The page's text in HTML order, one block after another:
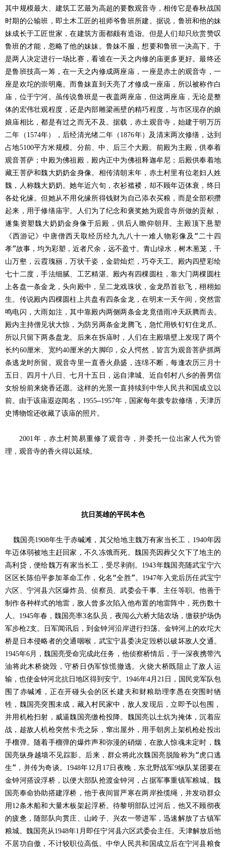
其中规模最大、建筑工艺最为高超的要数观音寺，相传它是春秋战国
时期的公输班，即土木工匠的祖师爷鲁班所建。据说，鲁班和他的妹
妹成长于工匠世家，在建筑方面都颇有造诣。但是人们却只欣赏赞叹
鲁班的才能，忽略了他的妹妹。鲁妹不服，想要和鲁班一决高下。于
是两人决定进行一场比赛，看谁在一天之内修的庙更多更好。最终还
是鲁班技高一筹，在一天之内修成两座庙，一座是赤土的观音寺，一
座是欢坨的崇明庵。而鲁妹直到天亮了才修成一座庙，所以被称作白
庙，位于宁河。虽传说鲁班是一夜盖两座庙，但这两座庙，无论是整
体的宏伟壮观程度，还是内部雕梁画壁的精巧程度，与市区现存的娘
娘庙相比，都是有过之而无不及。据载，赤土观音寺，始建于明万历
二年（ 1574年），后经清光绪二年（ 1876年）及清末两次修缮，达到
占地5100平方米规模。分前、中、后三个大殿。前殿为主殿，供奉着
观音菩萨；中殿为佛祖殿，殿内正中为佛祖释迦牟尼；后殿供奉着地
藏王菩萨和魏大奶奶金身像。相传清朝末年，赤土村里有位老妇人姓
魏，人称魏大奶奶。她年近六旬，衣衫褴褛，却不顾年迈体衰，终日
各处化缘。但她从不用化缘所得钱财为自己添衣买粮，而是全部积攒
起来，用于修缮庙宇。人们为了纪念和褒奖她为观音寺所做的贡献，
遂集资塑魏大奶奶金身像于后殿，供后人瞻仰朝拜。主殿顶下悬塑
《西游记》中唐僧西天取经历经九九八十一难人物彩像及“二十四
孝”故事，均为彩塑，近者尺余，远不盈寸。青山绿水，树木葱茏，千
山万壑，云霞瑰丽，万状千姿，金碧灿烂，巧夺天工。殿内四壁彩绘
七十二度，手法细腻、工艺精湛。殿内有四棵圆柱，靠大门两棵圆柱
上各盘一条金龙，头向殿中，呈二龙戏珠状，金龙昂首欲飞，栩栩如
生。传说殿内四棵圆柱上共盘有四条金龙，在明末一天午间，突然雷
鸣电闪，大雨如注，其中靠殿内两侧两条金龙竟借雨冲天跃腾而去。
殿内主持僧见状大惊，为防另两条金龙腾飞，急忙用铁钉钉住龙爪。
所以只留下两条盘龙。后来在拆庙时，人们在主殿墙壁上发现了两个
长约60厘米、宽约40厘米的大脚印，众人愕然，皆言为观音菩萨抓两
条逃龙时所留。观音寺里一直香火鼎盛，连绵不断，每逢农历三月十
五日、四月十八日、七月十五日，远自津城、近自邻村八乡的善男信
女纷纷前来烧香还愿。这样的光景一直持续到中华人民共和国成立以
前。由于该庙遐迩闻名， 1955—1957年，国家每年拨专款修缮，天津历
史博物馆还收藏了该庙的照片。
2001年，赤土村简易重修了观音寺，并委托一位出家人代为管
理，观音寺的香火得以延续。
抗日英雄的平民本色
魏国亮1908年生于赤碱滩，其父给地主魏万有家当长工， 1940年因
年迈体弱被地主赶回家，不久冻饿而死。魏国亮因葬父欠下了地主的
高利贷，便给魏万有家当长工，受尽剥削。 1943年魏国亮随武宝宁六
区区长陈伯平参加革命工作，化名“全胜”。 1947年入党后历任武宝宁
六区、宁河县六区爆炸员、侦察员、武委会干事、主任等职。他善于
制作各种样式的地雷，敌人曾多次陷入他布置的地雷阵中，死伤数十
人。 1945年春，魏国亮率3名队员，夜闯么六桥大陆农场，缴获护场伪
军步枪2支。日军闻讯后，到金钟河沿岸进行扫荡。金钟河上的欢坨大
桥是日本侵略者的交通咽喉，武宝宁县委决定毁桥以破坏敌人交通。
1945年6 月，魏国亮受命完成此任务，他侦察桥情后，于一深夜携带汽
油将此木桥烧毁，守桥日伪军惊慌撤逃。火烧大桥既阻止了敌人运
输，也使金钟河北抗日地区得到安宁。
1946年4月 21 日，国民党军队包
围了赤碱滩，正在开碰头会的区长建夫和财粮助理李愚在突围时牺
牲，魏国亮突围未成，藏入村民家中，敌人发现后，立即予以包围，
并用机枪扫射，威逼魏国亮缴枪投降。魏国亮以土炕为掩体，沉着应
战，趁敌人机枪突然卡壳之际，窜出屋外，用手朝房上架机枪处投出
手榴弹。随着手榴弹的爆炸声和弥漫的硝烟，在敌人惊魂未定时，魏
国亮纵身越墙不见踪影。后来，群众将此次魏国亮脱险称为“虎口逃
生”，并传为奇谈。 1948年12 月 17日夜晚，东北野战军9纵队某团要在
金钟河搭设浮桥，以便大部队抢渡金钟河，占据军事重镇军粮城。魏
国亮奉命协助搭建浮桥，他于夜间冒严寒在两岸拴缆绳，并发动群众
用 12条木船和大量木板架起浮桥。待黎明部队过河后，他又不顾彻夜
的疲惫，随部队向贯庄、山岭子、兴农一带进军，迅速解放了古镇军
粮城。魏国亮从 1948年1 月即任宁河县六区武委会主任。天津解放后他
不居功自傲，不计较职位高低。中华人民共和国成立后在宁河县粮食